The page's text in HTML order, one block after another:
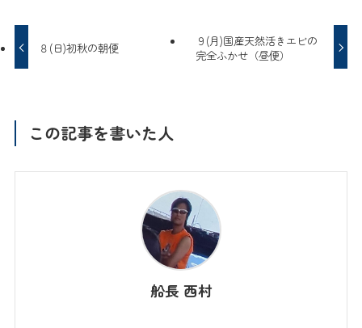
８(日)初秋の朝便
９(月)国産天然活きエビの
完全ふかせ（昼便）
この記事を書いた人
船長 西村